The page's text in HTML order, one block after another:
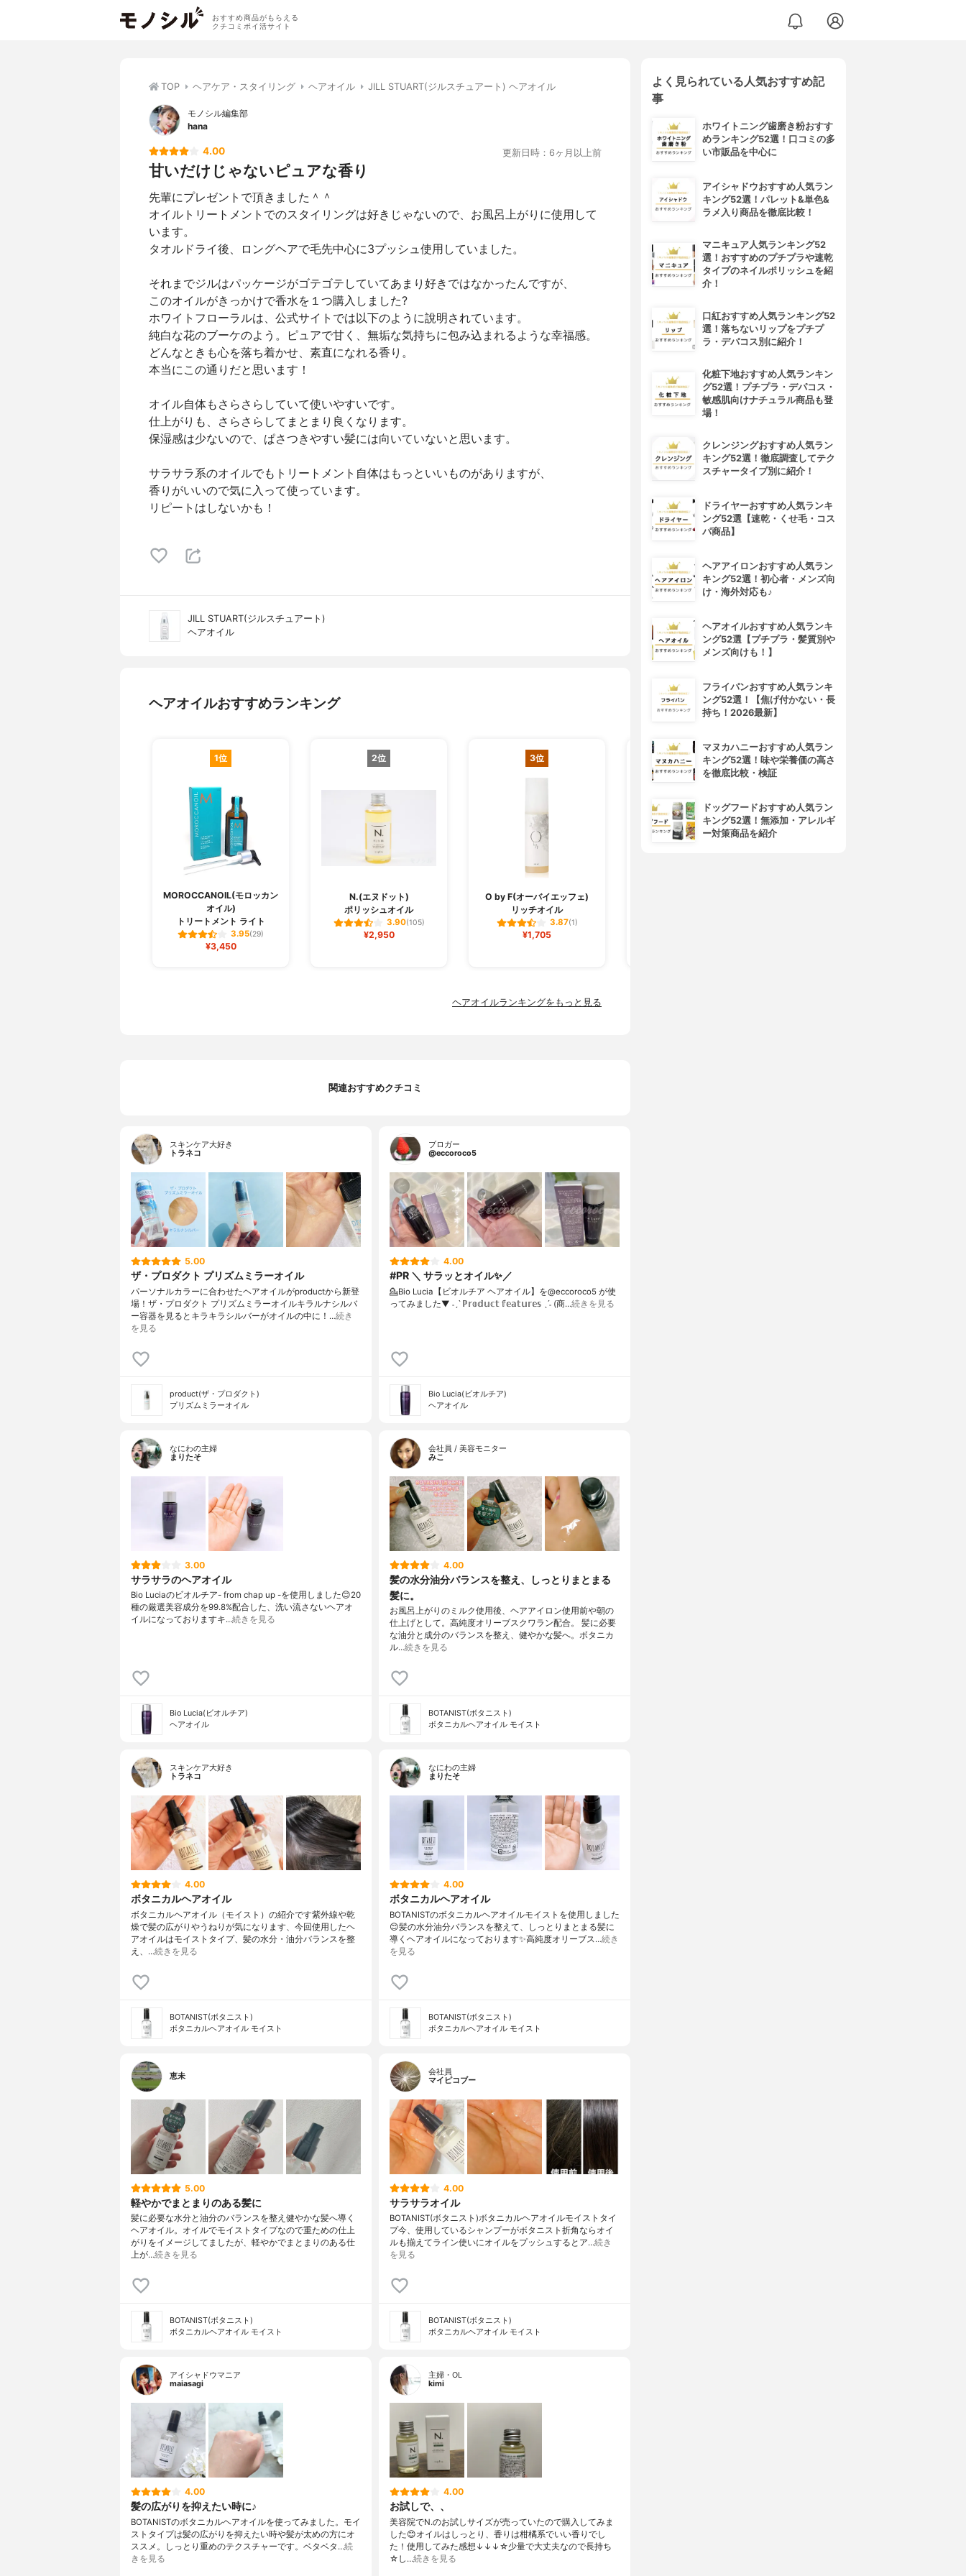
おすすめ商品がもらえる
クチコミポイ活サイト
TOP ヘアケア・スタイリング ヘアオイル JILL STUART(ジルスチュアート) ヘアオイル
モノシル編集部
hana
4.00 更新日時：6ヶ月以上前
甘いだけじゃないピュアな香り
先輩にプレゼントで頂きました＾＾
オイルトリートメントでのスタイリングは好きじゃないので、お風呂上がりに使用して
います。
タオルドライ後、ロングヘアで毛先中心に3プッシュ使用していました。
それまでジルはパッケージがゴテゴテしていてあまり好きではなかったんですが、
このオイルがきっかけで香水を１つ購入しました?
ホワイトフローラルは、公式サイトでは以下のように說明されています。
純白な花のブーケのよう。ピュアで甘く、無垢な気持ちに包み込まれるような幸福感。
どんなときも心を落ち着かせ、素直になれる香り。
本当にこの通りだと思います！
オイル自体もさらさらしていて使いやすいです。
仕上がりも、さらさらしてまとまり良くなります。
保湿感は少ないので、ぱさつきやすい髪には向いていないと思います。
サラサラ系のオイルでもトリートメント自体はもっといいものがありますが、
香りがいいので気に入って使っています。
リピートはしないかも！
JILL STUART(ジルスチュアート)
ヘアオイル
ヘアオイルおすすめランキング
1位
MOROCCANOIL(モロッカン
オイル)
トリートメント ライト
3.95(29)
¥3,450
2位
N.(エヌドット)
ポリッシュオイル
3.90(105)
¥2,950
3位
O by F(オーバイエッフェ)
リッチオイル
3.87(1)
¥1,705
4位
ヘアオイルランキングをもっと見る
関連おすすめクチコミ
スキンケア大好き
トラネコ
5.00
ザ・プロダクト プリズムミラーオイル
パーソナルカラーに合わせたヘアオイルがproductから新登
場！ザ・プロダクト プリズムミラーオイルキラルナシルバ
ー容器を見るとキラキラシルバーがオイルの中に！…続き
を見る
product(ザ・プロダクト)
プリズムミラーオイル
ブロガー
@eccoroco5
4.00
#PR ＼ サラッとオイル✨／
💁Bio Lucia【ビオルチア ヘアオイル】を@eccoroco5 が使
ってみました⁡⁡⁡⁡▼⁡⁡ ˗ˏˋ ℙ𝕣𝕠𝕕𝕦𝕔𝕥 𝕗𝕖𝕒𝕥𝕦𝕣𝕖𝕤 ˎˊ˗ (商…続きを見る
Bio Lucia(ビオルチア)
ヘアオイル
なにわの主婦
まりたそ
3.00
サラサラのヘアオイル
Bio Luciaのビオルチア- from chap up -を使用しました😊20
種の厳選美容成分を99.8%配合した、洗い流さないヘアオ
イルになっておりますキ…続きを見る
Bio Lucia(ビオルチア)
ヘアオイル
会社員 / 美容モニター
みこ
4.00
髪の水分油分バランスを整え、しっとりまとまる
髪に。
お風呂上がりのミルク使用後、ヘアアイロン使用前や朝の
仕上げとして。高純度オリーブスクワラン配合。 髪に必要
な油分と成分のバランスを整え、健やかな髪へ。ボタニカ
ル…続きを見る
BOTANIST(ボタニスト)
ボタニカルヘアオイル モイスト
スキンケア大好き
トラネコ
4.00
ボタニカルヘアオイル
ボタニカルヘアオイル（モイスト）の紹介です紫外線や乾
燥で髪の広がりやうねりが気になります、今回使用したヘ
アオイルはモイストタイプ、髪の水分・油分バランスを整
え、…続きを見る
BOTANIST(ボタニスト)
ボタニカルヘアオイル モイスト
なにわの主婦
まりたそ
4.00
ボタニカルヘアオイル
BOTANISTのボタニカルヘアオイルモイストを使用しました
😊髪の水分油分バランスを整えて、しっとりまとまる髪に
導くヘアオイルになっております✨高純度オリーブス…続き
を見る
BOTANIST(ボタニスト)
ボタニカルヘアオイル モイスト
恵未
5.00
軽やかでまとまりのある髪に
髪に必要な水分と油分のバランスを整え健やかな髪へ導く
ヘアオイル。オイルでモイストタイプなので重ための仕上
がりをイメージしてましたが、軽やかでまとまりのある仕
上が…続きを見る
BOTANIST(ボタニスト)
ボタニカルヘアオイル モイスト
会社員
マイピコブー
4.00
サラサラオイル
BOTANIST(ボタニスト)ボタニカルヘアオイルモイストタイ
プ今、使用しているシャンプーがボタニスト折角ならオイ
ルも揃えてライン使いにオイルをプッシュするとア…続き
を見る
BOTANIST(ボタニスト)
ボタニカルヘアオイル モイスト
アイシャドウマニア
maiasagi
4.00
髪の広がりを抑えたい時に♪
BOTANISTのボタニカルヘアオイルを使ってみました。モイ
ストタイプは髪の広がりを抑えたい時や髪が太めの方にオ
ススメ。しっとり重めのテクスチャーです。ベタベタ…続
きを見る
主婦・OL
kimi
4.00
お試しで、、
美容院でN.のお試しサイズが売っていたので購入してみま
した😊オイルはしっとり、香りは柑橘系でいい香りでし
た！使用してみた感想↓↓↓☆少量で大丈夫なので長持ち
☆し…続きを見る
よく見られている人気おすすめ記
事
ホワイトニング歯磨き粉おすす
めランキング52選！口コミの多
い市販品を中心に
アイシャドウおすすめ人気ラン
キング52選！パレット&単色&
ラメ入り商品を徹底比較！
マニキュア人気ランキング52
選！おすすめのプチプラや速乾
タイプのネイルポリッシュを紹
介！
口紅おすすめ人気ランキング52
選！落ちないリップをプチプ
ラ・デパコス別に紹介！
化粧下地おすすめ人気ランキン
グ52選！プチプラ・デパコス・
敏感肌向けナチュラル商品も登
場！
クレンジングおすすめ人気ラン
キング52選！徹底調査してテク
スチャータイプ別に紹介！
ドライヤーおすすめ人気ランキ
ング52選【速乾・くせ毛・コス
パ商品】
ヘアアイロンおすすめ人気ラン
キング52選！初心者・メンズ向
け・海外対応も♪
ヘアオイルおすすめ人気ランキ
ング52選【プチプラ・髪質別や
メンズ向けも！】
フライパンおすすめ人気ランキ
ング52選！【焦げ付かない・長
持ち！2026最新】
マヌカハニーおすすめ人気ラン
キング52選！味や栄養価の高さ
を徹底比較・検証
ドッグフードおすすめ人気ラン
キング52選！無添加・アレルギ
ー対策商品を紹介